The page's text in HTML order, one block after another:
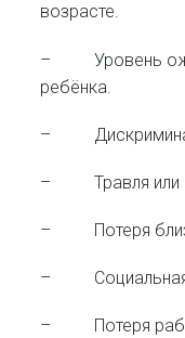
возрасте.
– Уровень
ребёнка.
–
– Травля или
– Потеря
– Социальная
– Потеря